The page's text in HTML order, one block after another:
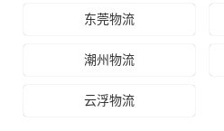
东莞物流
潮州物流
云浮物流